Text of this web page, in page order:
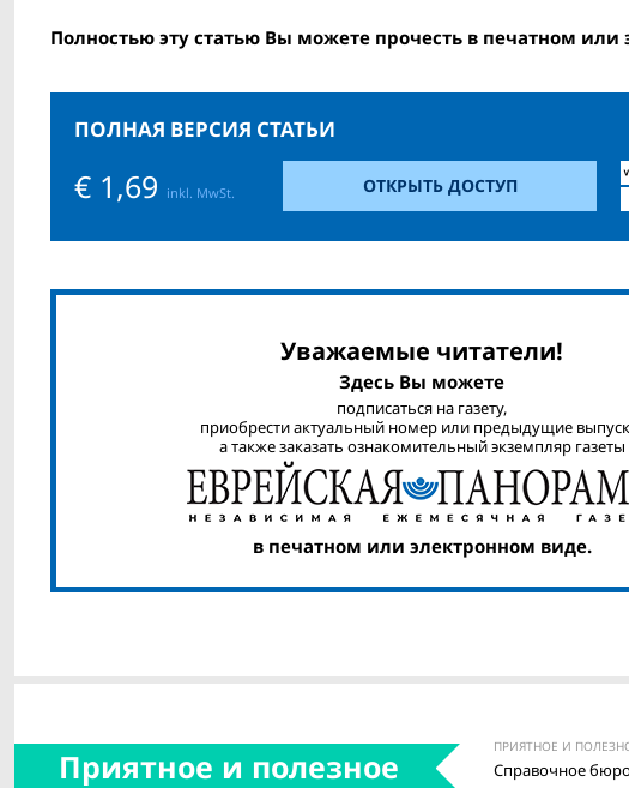
Полностью эту статью Вы можете прочесть в печатном
ПОЛНАЯ ВЕРСИЯ СТАТЬИ
€ 1,69 inkl. MwSt. ОТКРЫТЬ ДОСТУП
Уважаемые читатели!
Здесь Вы можете
подписаться на газету,
приобрести актуальный номер или предыдущие
а также заказать ознакомительный экземпляр газеты
в печатном или электронном виде.
Приятное и полезное ПРИЯТНОЕ И
Справочное